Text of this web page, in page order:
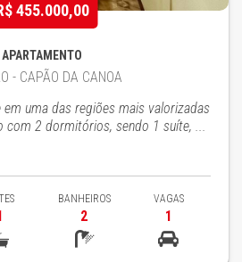
455.000,00
APARTAMENTO
- CAPÃO DA CANOA
uma das regiões mais valorizadas
com 2 dormitórios, sendo 1 suíte, ...
BANHEIROS
2
VAGAS
1